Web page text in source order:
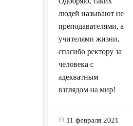
людей называют не
преподавателями, а
учителями жизни,
спасибо ректору за
человека с
адекватным
взглядом на мир!
11 февраля 2021